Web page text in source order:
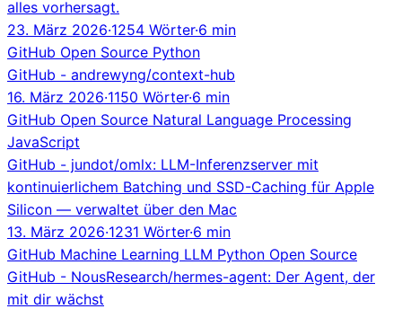
alles vorhersagt.
23. März 2026·1254 Wörter·6 min
GitHub Open Source Python
GitHub - andrewyng/context-hub
16. März 2026·1150 Wörter·6 min
GitHub Open Source Natural Language Processing
JavaScript
GitHub - jundot/omlx: LLM-Inferenzserver mit
kontinuierlichem Batching und SSD-Caching für Apple
Silicon — verwaltet über den Mac
13. März 2026·1231 Wörter·6 min
GitHub Machine Learning LLM Python Open Source
GitHub - NousResearch/hermes-agent: Der Agent, der
mit dir wächst